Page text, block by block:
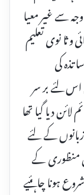
سے غیر معیا
و ثا نوی تعلیم
تذہ کی
لئے بر سر
2011ء میں جو ٹائم لائن دیا گیا تھا
کے لئے
منظوری کے
ہونا چاہئیے